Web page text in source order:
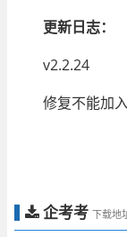
更新日志：
v2.2.24
修复不能加
企考考 下载地